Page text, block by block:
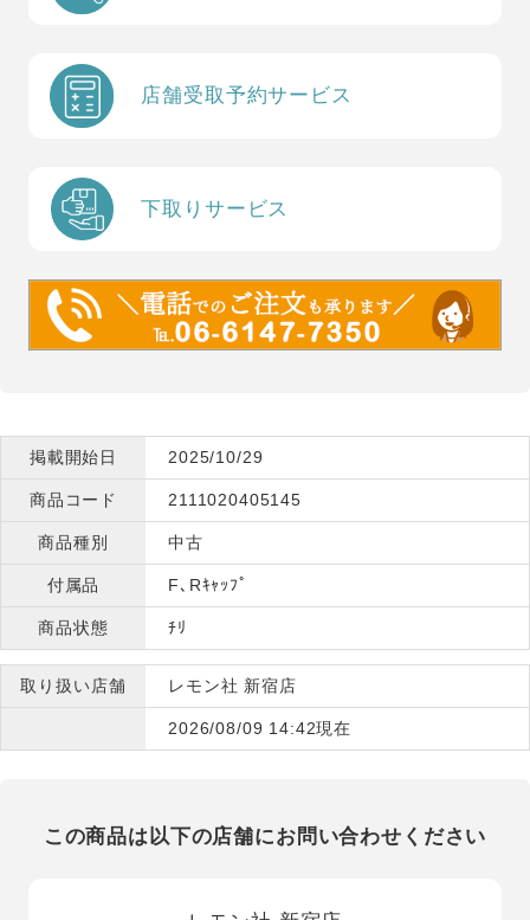
店舗受取予約サービス
下取りサービス
掲載開始日 2025/10/29
商品コード 2111020405145
商品種別 中古
付属品 F､Rｷｬｯﾌﾟ
商品状態 ﾁﾘ
取り扱い店舗 レモン社 新宿店
2026/08/09 14:42現在
この商品は以下の店舗にお問い合わせください